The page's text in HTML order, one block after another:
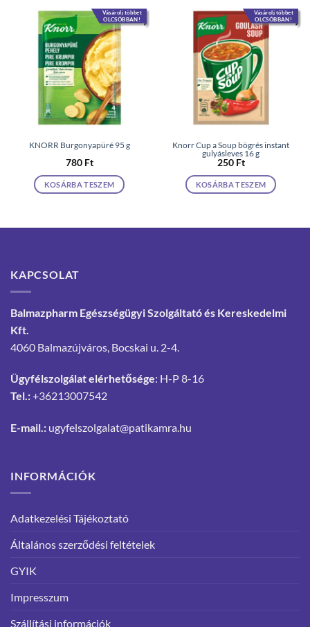
Vásárolj többet
OLCSÓBBAN!
KNORR Burgonyapüré 95 g
780 Ft
KOSÁRBA TESZEM
Vásárolj többet
OLCSÓBBAN!
Knorr Cup a Soup bögrés instant
gulyásleves 16 g
250 Ft
KOSÁRBA TESZEM
KAPCSOLAT
Balmazpharm Egészségügyi Szolgáltató és Kereskedelmi
Kft.
4060 Balmazújváros, Bocskai u. 2-4.
Ügyfélszolgálat elérhetősége: H-P 8-16
Tel.:+36213007542
E-mail.: ugyfelszolgalat@patikamra.hu
INFORMÁCIÓK
Adatkezelési Tájékoztató
Általános szerződési feltételek
GYIK
Impresszum
Szállítási információk